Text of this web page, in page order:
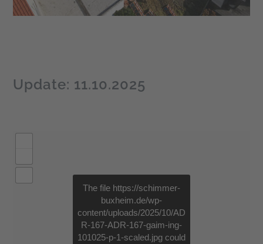
Update: 11.10.2025
The file https://schimmer-
buxheim.de/wp-
content/uploads/2025/10/AD
R-167-ADR-167-gaim-ing-
101025-p-1-scaled.jpg could